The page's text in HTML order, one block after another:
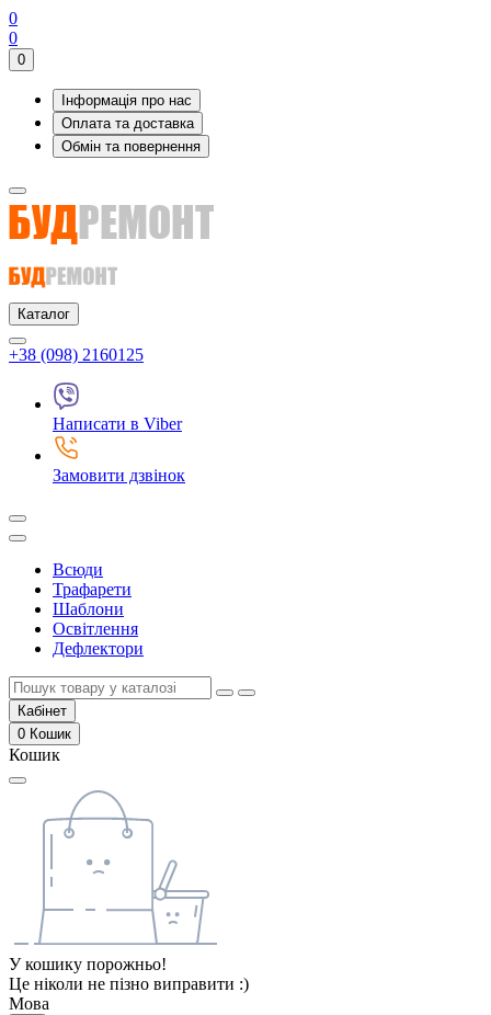
0
0
0
Інформація про нас
Оплата та доставка
Обмін та повернення
Каталог
+38 (098) 2160125
Написати в Viber
Замовити дзвінок
Всюди
Трафарети
Шаблони
Освітлення
Дефлектори
Кабінет
0 Кошик
Кошик
У кошику порожньо!
Це ніколи не пізно виправити :)
Мова